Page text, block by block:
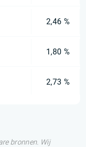
2,46 %
1,80 %
2,73 %
bronnen. Wij